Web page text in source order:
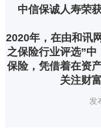
中信保诚人寿荣
2020年，在由和讯
之保险行业评选”
保险，凭借着在资
关注财
发